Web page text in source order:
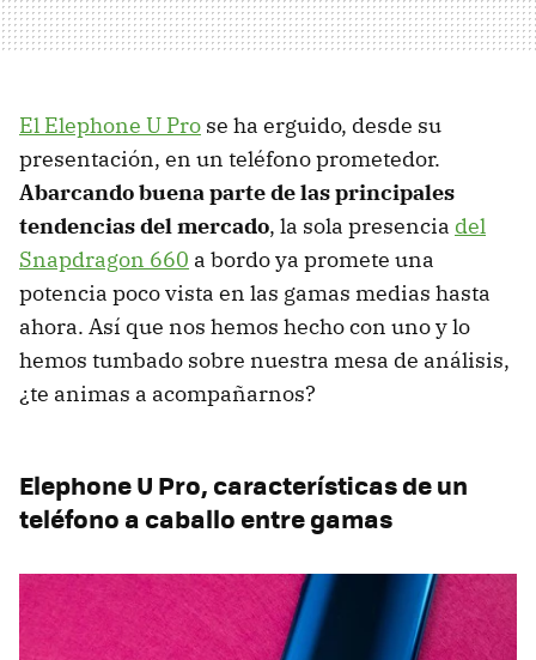
El Elephone U Pro se ha erguido, desde su
presentación, en un teléfono prometedor.
Abarcando buena parte de las principales
tendencias del mercado, la sola presencia del
Snapdragon 660 a bordo ya promete una
potencia poco vista en las gamas medias hasta
ahora. Así que nos hemos hecho con uno y lo
hemos tumbado sobre nuestra mesa de análisis,
¿te animas a acompañarnos?
Elephone U Pro, características de un
teléfono a caballo entre gamas